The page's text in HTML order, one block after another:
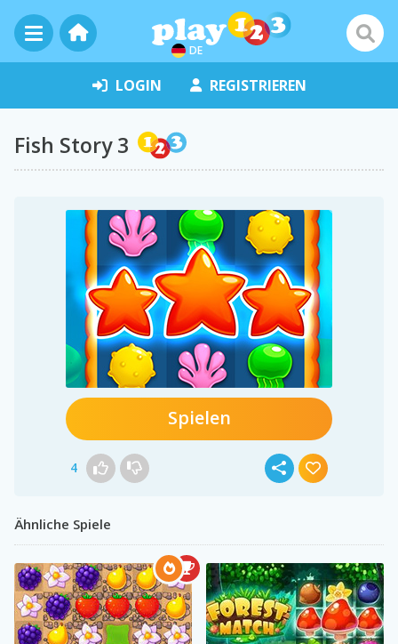
DE
LOGIN REGISTRIEREN
Fish Story 3
Spielen
4
Ähnliche Spiele